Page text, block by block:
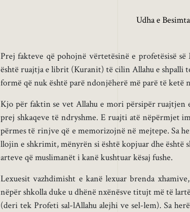
Udha e
Prej fakteve që pohojnë vërtetësinë e profetësisë
është ruajtja e librit (Kuranit) të cilin Allahu e shpalli
formë që nuk është parë ndonjëherë më parë të
Kjo për faktin se vet Allahu e mori përsipër ruajtjen
prej shkaqeve të ndryshme. E ruajti atë nëpërmjet
përmes të rinjve që e memorizojnë në mejtepe. Sa
llojin e shkrimit, mënyrën si është kopjuar dhe është
arteve që muslimanët i kanë kushtuar kësaj fushe.
Lexuesit vazhdimisht e kanë lexuar brenda
nëpër shkolla duke u dhënë nxënësve titujt më të
(deri tek Profeti sal-lAllahu alejhi ve sel-lem). Sa